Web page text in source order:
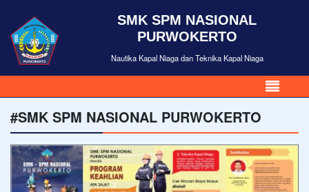
SMK SPM NASIONAL
PURWOKERTO
Nautika Kapal Niaga dan Teknika Kapal Niaga
#SMK SPM NASIONAL PURWOKERTO